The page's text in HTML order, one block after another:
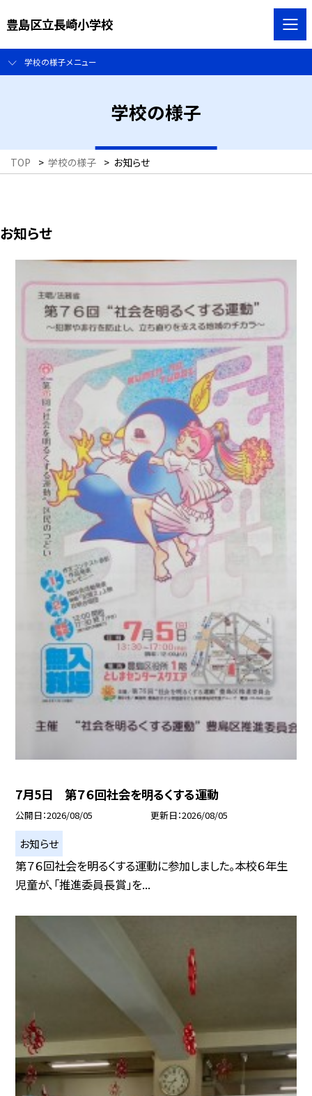
豊島区立長崎小学校
学校の様子メニュー
学校の様子
TOP > 学校の様子 > お知らせ
お知らせ
7月5日 第７６回社会を明るくする運動
公開日 2026/08/05 更新日 2026/08/05
お知らせ
第７６回社会を明るくする運動に参加しました。本校６年生
児童が、「推進委員長賞」を...